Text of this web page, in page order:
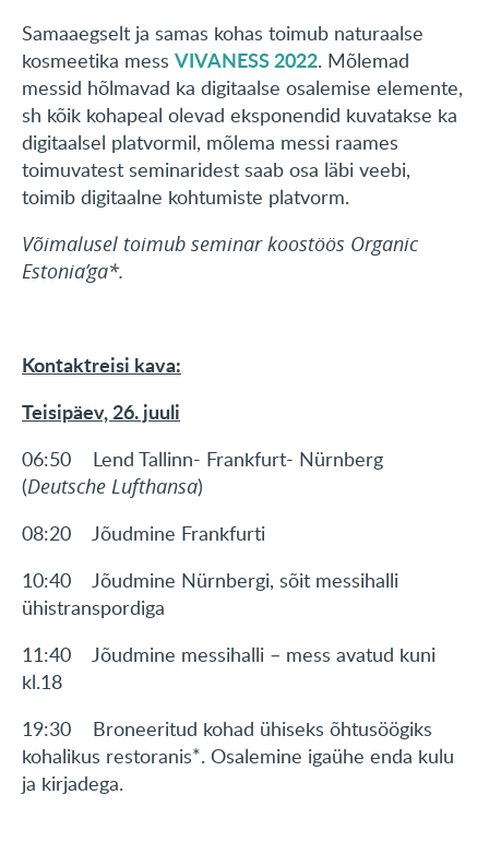
Samaaegselt ja samas kohas toimub naturaalse
kosmeetika mess VIVANESS 2022. Mõlemad
messid hõlmavad ka digitaalse osalemise elemente,
sh kõik kohapeal olevad eksponendid kuvatakse ka
digitaalsel platvormil, mõlema messi raames
toimuvatest seminaridest saab osa läbi veebi,
toimib digitaalne kohtumiste platvorm.
Võimalusel toimub seminar koostöös Organic
Estonia’ga*.
Kontaktreisi kava:
Teisipäev, 26. juuli
06:50 Lend Tallinn- Frankfurt- Nürnberg
(Deutsche Lufthansa)
08:20 Jõudmine Frankfurti
10:40 Jõudmine Nürnbergi, sõit messihalli
ühistranspordiga
11:40 Jõudmine messihalli – mess avatud kuni
kl.18
19:30 Broneeritud kohad ühiseks õhtusöögiks
kohalikus restoranis*. Osalemine igaühe enda kulu
ja kirjadega.